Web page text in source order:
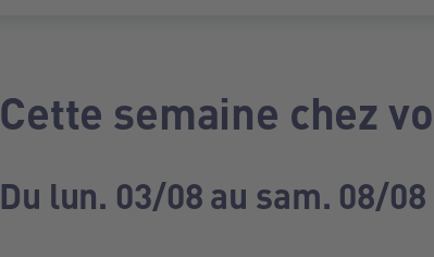
Cette semaine chez
Du lun. 03/08 au sam. 08/